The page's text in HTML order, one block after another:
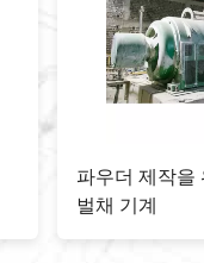
3 kw 19r/Min
구획벌채 기계